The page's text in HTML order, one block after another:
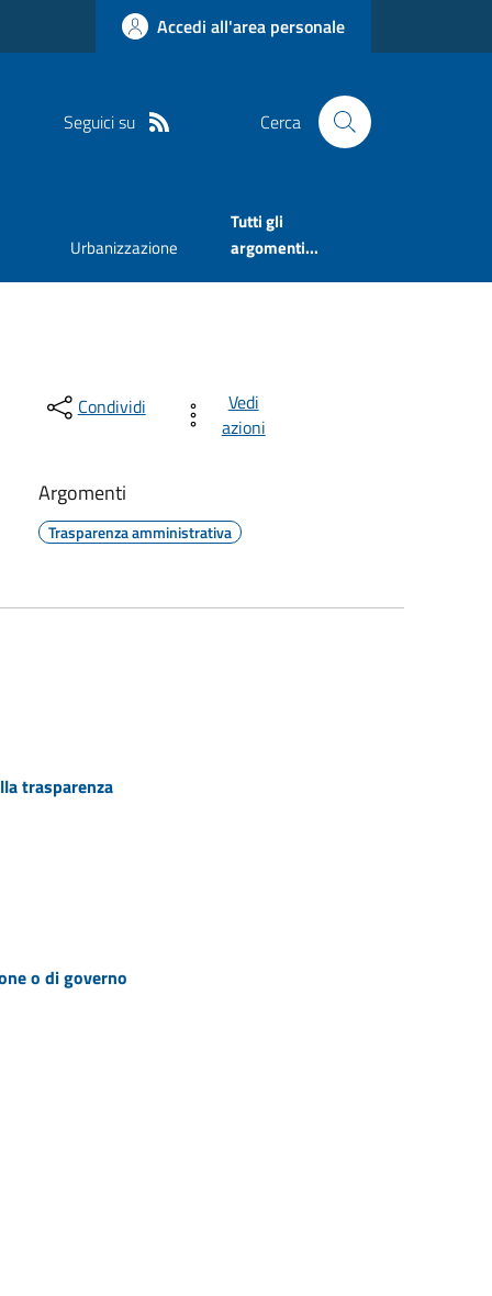
Accedi all'area personale
Seguici su Cerca
Urbanizzazione
Tutti gli
argomenti...
Condividi
Vedi
azioni
Argomenti
Trasparenza amministrativa
trasparenza
o di governo